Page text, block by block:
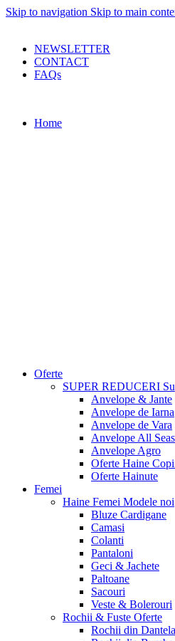
Skip to navigation Skip to main
NEWSLETTER
CONTACT
FAQs
Home
Oferte
SUPER REDUCERI
Anvelope & Jante
Anvelope de Iarna
Anvelope de Vara
Anvelope All
Anvelope Agro
Oferte Haine
Oferte Hainute
Femei
Haine Femei Modele noi
Bluze Cardigane
Camasi
Colanti
Pantaloni
Geci & Jachete
Paltoane
Sacouri
Veste & Bolerouri
Rochii & Fuste Oferte
Rochii din Dantela